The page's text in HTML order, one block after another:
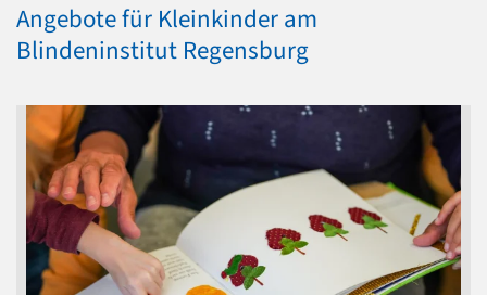
Angebote für Kleinkinder am
Blindeninstitut Regensburg